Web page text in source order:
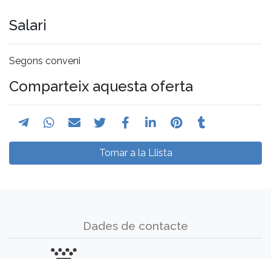
Salari
Segons conveni
Comparteix aquesta oferta
Tornar a la Llista
Dades de contacte